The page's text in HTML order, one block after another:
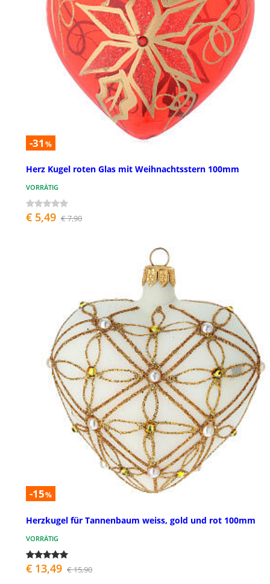
-31 %
Herz Kugel roten Glas mit Weihnachtsstern 100mm
VORRÄTIG
€ 5,49 € 7,90
-15%
Herzkugel für Tannenbaum weiss, gold und rot 100mm
VORRÄTIG
€ 13,49 € 15,90